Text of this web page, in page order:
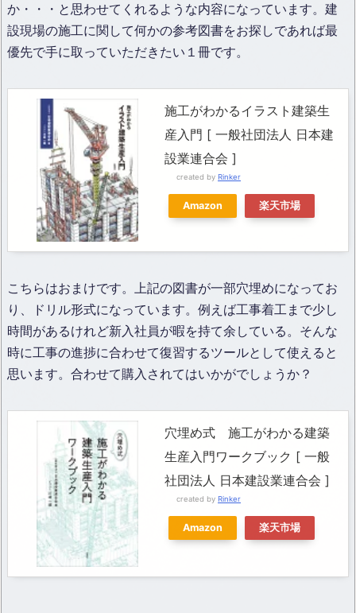
か・・・と思わせてくれるような内容になっています。建
設現場の施工に関して何かの参考図書をお探しであれば最
優先で手に取っていただきたい１冊です。
施工がわかるイラスト建築生
産入門 [ 一般社団法人 日本建
設業連合会 ]
created by Rinker
Amazon 楽天市場
こちらはおまけです。上記の図書が一部穴埋めになってお
り、ドリル形式になっています。例えば工事着工まで少し
時間があるけれど新入社員が暇を持て余している。そんな
時に工事の進捗に合わせて復習するツールとして使えると
思います。合わせて購入されてはいかがでしょうか？
穴埋め式 施工がわかる建築
生産入門ワークブック [ 一般
社団法人 日本建設業連合会 ]
created by Rinker
Amazon 楽天市場